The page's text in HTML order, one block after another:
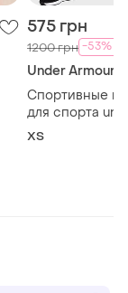
575 грн
1200 грн -53%
Under Armour
Спортивные
для спорта
armour
ХS